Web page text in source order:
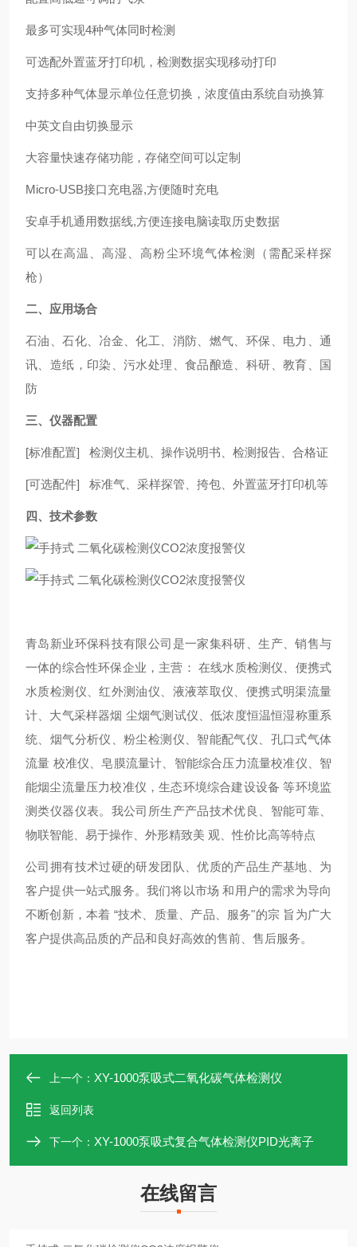
最多可实现4种气体同时检测
可选配外置蓝牙打印机，检测数据实现移动打印
支持多种气体显示单位任意切换，浓度值由系统自动换算
中英文自由切换显示
大容量快速存储功能，存储空间可以定制
Micro-USB接口充电器,方便随时充电
安卓手机通用数据线,方便连接电脑读取历史数据
可以在高温 、高湿 、高粉尘环境气体检测 （ 需配采样探
枪）
二、 应用场合
石油、石化、冶金、化工、消防、燃气、环保、电力、通
讯、造纸，印染、污水处理、食品酿造、科研、教育、国
防
三、 仪器配置
[标准配置] 检测仪主机、操作说明书、 检测报告、合格证
[可选配件] 标准气、 采样探管 挎包、 外置蓝牙打印机等
四、技术参数
青岛新业环保科技有限公司是一家集科研、生产、销售与
一体的综合性环保企业，主营： 在线水质检测仪、便携式
水质检测仪、红外测油仪、液液萃取仪、便携式明渠流量
计、大气采样器烟 尘烟气测试仪、低浓度恒温恒湿称重系
统、烟气分析仪、粉尘检测仪、智能配气仪、孔口式气体
流量 校准仪、皂膜流量计、智能综合压力流量校准仪、智
能烟尘流量压力校准仪，生态环境综合建设设备 等环境监
测类仪器仪表。我公司所生产产品技术优良、智能可靠、
物联智能、易于操作、外形精致美 观、性价比高等特点
公司拥有技术过硬的研发团队、优质的产品生产基地、为
客户提供一站式服务。我们将以市场 和用户的需求为导向
不断创新，本着 “技术、质量、产品、服务"的宗 旨为广大
客户提供高品质的产品和良好高效的售前、售后服务。
上一个： XY-1000泵吸式二氧化碳气体检测仪
返回列表
下一个： XY-1000泵吸式复合气体检测仪PID光离子
在线留言